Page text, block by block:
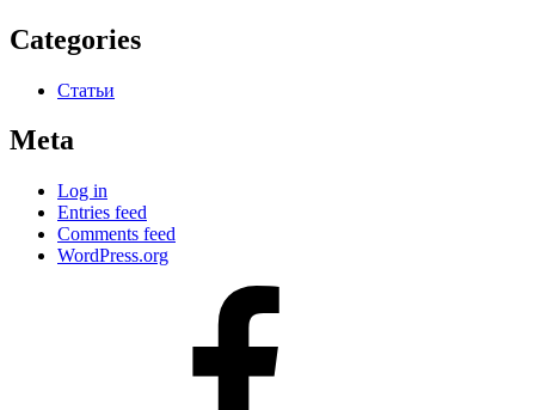
Categories
Статьи
Meta
Log in
Entries feed
Comments feed
WordPress.org